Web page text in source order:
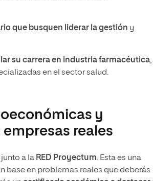
que busquen liderar la gestión y
su carrera en industria farmacéutica,
en el sector salud.
y
reales
a la RED Proyectum. Esta es una
base en problemas reales que deberás